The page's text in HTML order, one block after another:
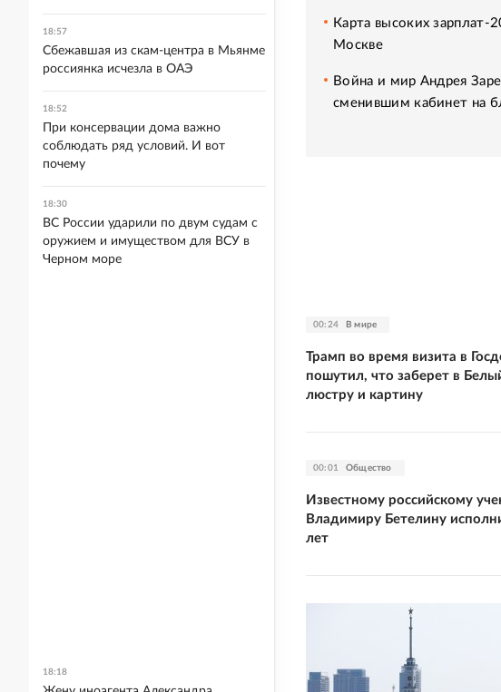
Карта высоких зарплат-
Москве
Война и мир Андрея
сменившим кабинет на
00:24 В мире
Трамп во время визита в
пошутил, что заберет в
люстру и картину
00:01 Общество
Известному российскому
Владимиру Бетелину
лет
18:57
Сбежавшая из скам-центра в Мьянме
россиянка исчезла в ОАЭ
18:52
При консервации дома важно
соблюдать ряд условий. И вот
почему
18:30
ВС России ударили по двум судам с
оружием и имуществом для ВСУ в
Черном море
18:18